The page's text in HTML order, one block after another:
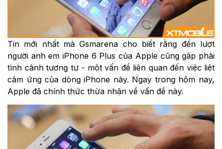
Tin mới nhất mà Gsmarena cho biết rằng đến lượt
người anh em iPhone 6 Plus của Apple cũng gặp phải
tình cảnh tương tự - một vấn đề liên quan đến việc liệt
cảm ứng của dòng iPhone này. Ngay trong hôm nay,
Apple đã chính thức thừa nhận về vấn đề này.